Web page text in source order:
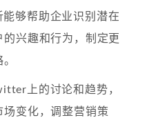
够帮助企业识别潜在
兴趣和行为，制定更
上的讨论和趋势，
变化，调整营销策